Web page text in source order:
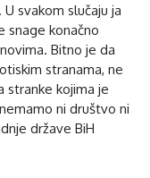
svakom slučaju ja
snage konačno
Bitno je da
stranama, ne
stranke kojima je
ni društvo ni
države BiH